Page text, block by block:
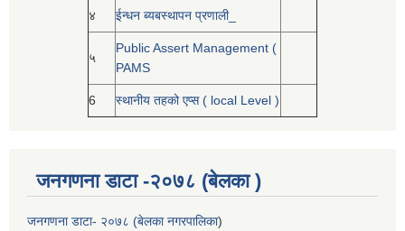
४ ईन्धन ब्यबस्थापन प्रणाली_
५
Public Assert Management (
PAMS
6 स्थानीय तहको एप्स ( local Level )
जनगणना डाटा -२०७८ (बेलका )
जनगणना डाटा- २०७८ (बेलका नगरपालिका)